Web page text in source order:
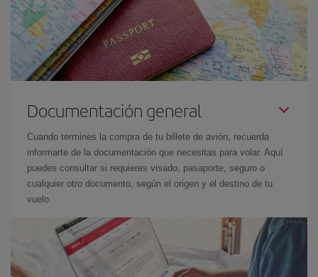
Documentación general
Cuando termines la compra de tu billete de avión, recuerda
informarte de la documentación que necesitas para volar. Aquí
puedes consultar si requieres visado, pasaporte, seguro o
cualquier otro documento, según el origen y el destino de tu
vuelo.